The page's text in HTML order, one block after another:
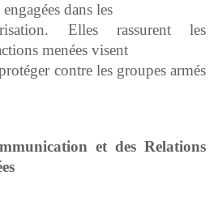
dans les
Elles rassurent les
menées visent
contre les groupes armés
et des Relations